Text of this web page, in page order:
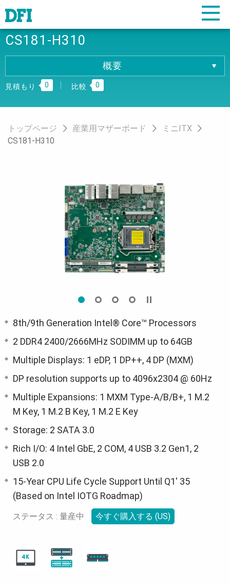
CS181-H310
概要
概要
ダウンロード
注文情報
見積もり 0 比較 0
トップページ 産業用マザーボード
ミニITX
CS181-H310
8th/9th Generation Intel® Core™ Processors
2 DDR4 2400/2666MHz SODIMM up to 64GB
Multiple Displays: 1 eDP, 1 DP++, 4 DP (MXM)
DP resolution supports up to 4096x2304 @ 60Hz
Multiple Expansions: 1 MXM Type-A/B/B+, 1 M.2
M Key, 1 M.2 B Key, 1 M.2 E Key
Storage: 2 SATA 3.0
Rich I/O: 4 Intel GbE, 2 COM, 4 USB 3.2 Gen1, 2
USB 2.0
15-Year CPU Life Cycle Support Until Q1' 35
(Based on Intel IOTG Roadmap)
ステータス : 量産中 今すぐ購入する (US)